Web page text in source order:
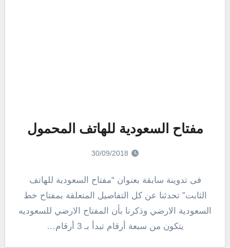
مفتاح السعودية للهاتف المحمول
30/09/2018
فى تدوينة سابقة بعنوان “مفتاح السعودية للهاتف
الثابت” تحدثنا عن كل التفاصيل المتعلقة بمفتاح خط
السعودية الارضي وذكرنا بأن المفتاح الارضي للسعوديه
يتكون من سبعة أرقام تبدأ بـ 3 أرقام…